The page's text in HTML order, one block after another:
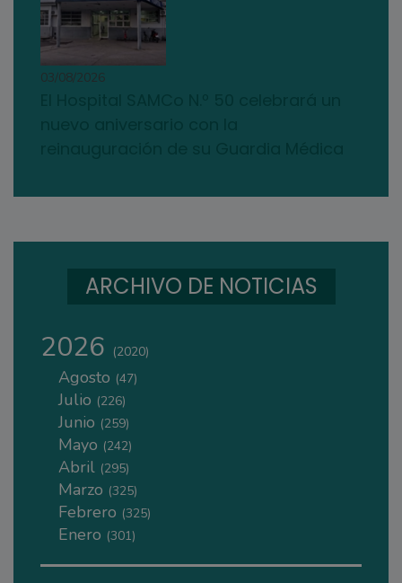
03/08/2026
ARCHIVO DE NOTICIAS
2026 (2020)
Agosto (47)
Julio (226)
Junio (259)
Mayo (242)
Abril (295)
Marzo (325)
Febrero (325)
Enero (301)